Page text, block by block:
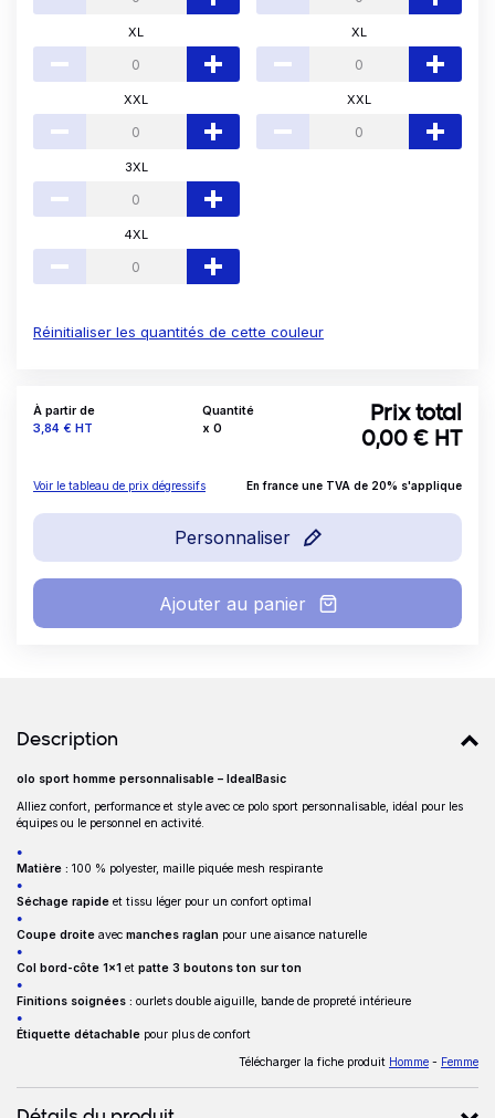
XL
XXL
3XL
4XL
XL
XXL
Réinitialiser les quantités de cette couleur
À partir de
Prix
3,84 € HT
Quantité
x 0
Prix total
0,00 € HT
Voir le tableau de prix dégressifs En france une TVA de 20% s'applique
Personnaliser
Ajouter au panier
Détails produits
Description
Description
olo sport homme personnalisable – IdealBasic
Alliez confort, performance et style avec ce polo sport personnalisable, idéal pour les
équipes ou le personnel en activité.
Matière : 100 % polyester, maille piquée mesh respirante
Séchage rapide et tissu léger pour un confort optimal
Coupe droite avec manches raglan pour une aisance naturelle
Col bord-côte 1x1 et patte 3 boutons ton sur ton
Finitions soignées : ourlets double aiguille, bande de propreté intérieure
Étiquette détachable pour plus de confort
Télécharger la fiche produit Homme - Femme